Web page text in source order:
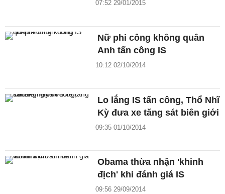
07:52 29/01/2015
Nữ phi công không quân
Anh tấn công IS
10:12 02/10/2014
Lo lắng IS tấn công, Thổ Nhĩ
Kỳ đưa xe tăng sát biên giới
09:35 01/10/2014
Obama thừa nhận 'khinh
địch' khi đánh giá IS
09:56 29/09/2014